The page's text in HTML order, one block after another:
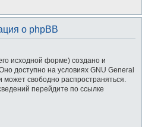
о phpBB
исходной форме) создано и
доступно на условиях GNU General
может свободно распространяться.
перейдите по ссылке